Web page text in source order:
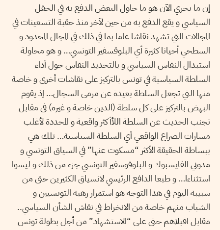
إن ما يجري الآن هو ما حاول البعض الدفع به في الحقل
السياسي و يقع الدفع به من حين لآخر منذ حقبة التسعينات في
المجالات التي تشهد نقاشا عاما بما في ذلك في المجال المحدود و
السطحي أحيانا كثيرة أي البلوقسفير التونسي… و هو محاولة
استبدال النقاش السياسي و بالتحديد النقاش حول أداء
السلطة السياسية في تونس بالتركيز على نقاشات أخرى و خاصة
منها التي تجعل السلطة بعيدة عن مرمى السجال… إذ يقوم
البهض بالتركيز على كل سلطة (الدين خاصة و غيره) في مقابل
تجنب الحديث عن السلطة اللأأكثر واقعية و المحددة لأغلب
مسارات الصراع الواقعي أي السلطة السياسية… تلك هي
ببساطة الحقيقة الأكثر “مسكوت عنها” في السياق التونسي و
مدوني الفايسبوك و البلوقوسفير التونسي جزء من ذلك و ليسوا
استثناءا… و طبعا الدافع الرئيسي لانسياق الكثيرين حتى من
شبيبة اليوم في هذا التوجه هو استمرار رهبة التونسيين و
الشباب منهم خاصة من الانخراط في نقاش الشأن السياسي..
مقابل اقبلاهم حتى على “الاستشهاد” من أجل بطولة تونس